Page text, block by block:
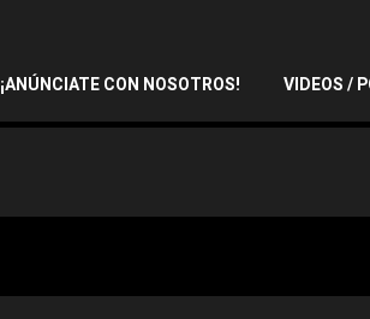
¡ANÚNCIATE CON NOSOTROS! VIDEOS /